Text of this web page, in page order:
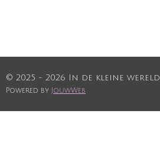
© 2025 - 2026 In de kleine wereld
Powered by JouwWeb